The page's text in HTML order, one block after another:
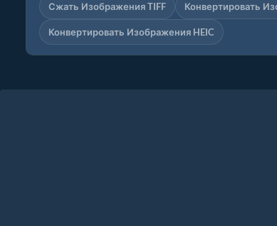
Сжать Изображения TIFF Конвертировать
Конвертировать Изображения HEIC